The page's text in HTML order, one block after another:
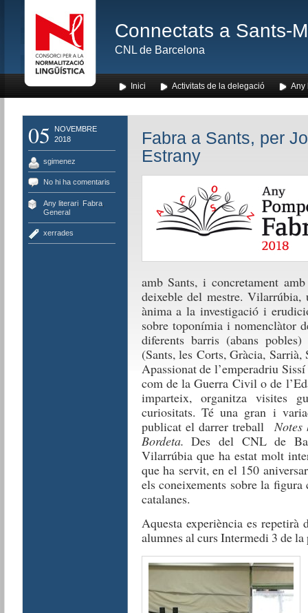
Connectats a Sants-
CNL de Barcelona
Inici Activitats de la delegació Any
05
NOVEMBRE
2018
sgimenez
No hi ha comentaris
Any literari, Fabra,
General
xerrades
Fabra a Sants, per
Estrany
amb Sants, i concretament
deixeble del mestre.
ànima a la investigació i
sobre toponímia i nomenclàtor
diferents barris (abans
(Sants, les Corts, Gràcia,
Apassionat de l’emperadriu
com de la Guerra Civil o de
imparteix, organitza visites
curiositats. Té una gran i
publicat el darrer treballNotes
Bordeta.Des del CNL de
Vilarrúbia que ha estat molt
que ha servit, en el 150
els coneixements sobre la
catalanes.
Aquesta experiència es
alumnes al curs Intermedi 3 de